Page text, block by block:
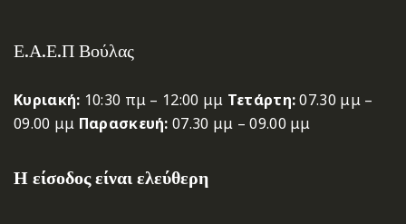
Ε.Α.Ε.Π Βούλας
Κυριακή: 10:30 πμ – 12:00 μμ Τετάρτη:07.30 μμ –
09.00 μμ Παρασκευή: 07.30 μμ – 09.00 μμ
Η είσοδος είναι ελεύθερη